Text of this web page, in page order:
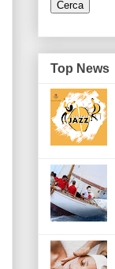
Top News